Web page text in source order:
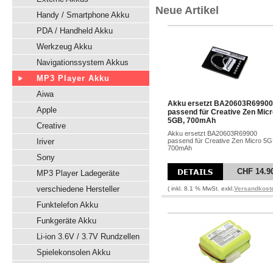
Handy / Smartphone Akku
PDA / Handheld Akku
Werkzeug Akku
Navigationssystem Akkus
MP3 Player Akku
Aiwa
Apple
Creative
Iriver
Sony
MP3 Player Ladegeräte
verschiedene Hersteller
Funktelefon Akku
Funkgeräte Akku
Li-ion 3.6V / 3.7V Rundzellen
Spielekonsolen Akku
Neue Artikel
Akku ersetzt BA20603R69900
passend für Creative Zen
5GB, 700mAh
Akku ersetzt BA20603R69900
passend für Creative Zen Micro
700mAh
CHF
( inkl. 8.1 % MwSt. exkl.